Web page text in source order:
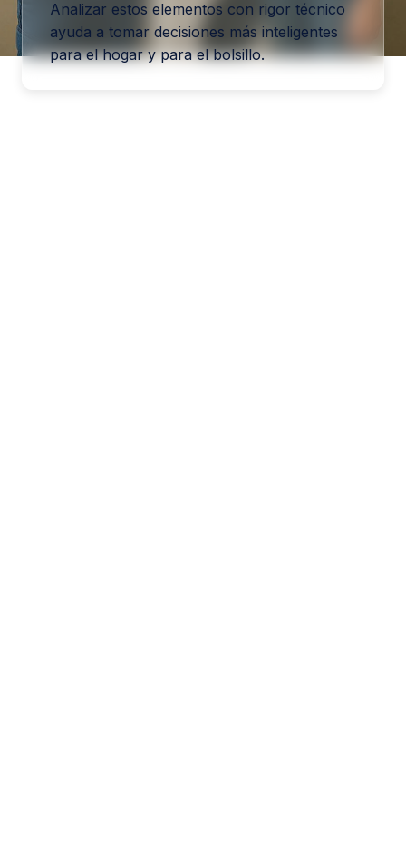
Analizar estos elementos con rigor técnico
ayuda a tomar decisiones más inteligentes
para el hogar y para el bolsillo.